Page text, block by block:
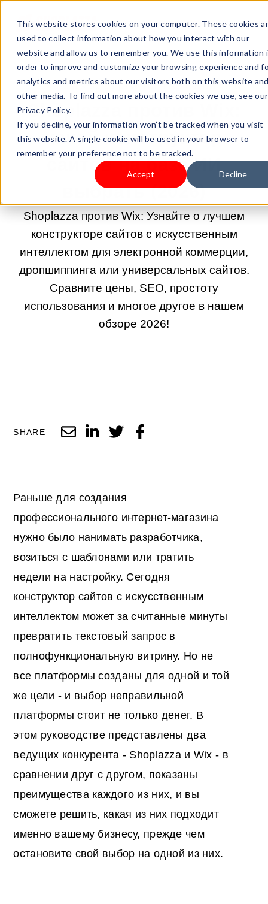
This website stores cookies on your computer. These cookies
used to collect information about how you interact with our
website and allow us to remember you. We use this information
order to improve and customize your browsing experience and
analytics and metrics about our visitors both on this website
other media. To find out more about the cookies we use, see our
Privacy Policy.
If you decline, your information won’t be tracked when you visit
this website. A single cookie will be used in your browser to
remember your preference not to be tracked.
Accept Decline
16.04.2026 9:00:03 | НАЧНИТЕ СВОЙ БИЗНЕС
Shoplazza против Wix:
какой конструктор
сайтов на базе ИИ
выбрать (2026)
Shoplazza против Wix: Узнайте о лучшем
конструкторе сайтов с искусственным
интеллектом для электронной коммерции,
дропшиппинга или универсальных сайтов.
Сравните цены, SEO, простоту
использования и многое другое в нашем
обзоре 2026!
SHARE
Раньше для создания
профессионального интернет-магазина
нужно было нанимать разработчика,
возиться с шаблонами или тратить
недели на настройку. Сегодня
конструктор сайтов с искусственным
интеллектом может за считанные минуты
превратить текстовый запрос в
полнофункциональную витрину. Но не
все платформы созданы для одной и той
же цели - и выбор неправильной
платформы стоит не только денег. В
этом руководстве представлены два
ведущих конкурента - Shoplazza и Wix - в
сравнении друг с другом, показаны
преимущества каждого из них, и вы
сможете решить, какая из них подходит
именно вашему бизнесу, прежде чем
остановите свой выбор на одной из них.